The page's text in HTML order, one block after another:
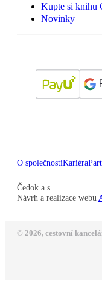
Kupte si knihu
Novinky
O společnostiKariéra
Čedok a.s
Návrh a realizace webu
© 2026, cestovní